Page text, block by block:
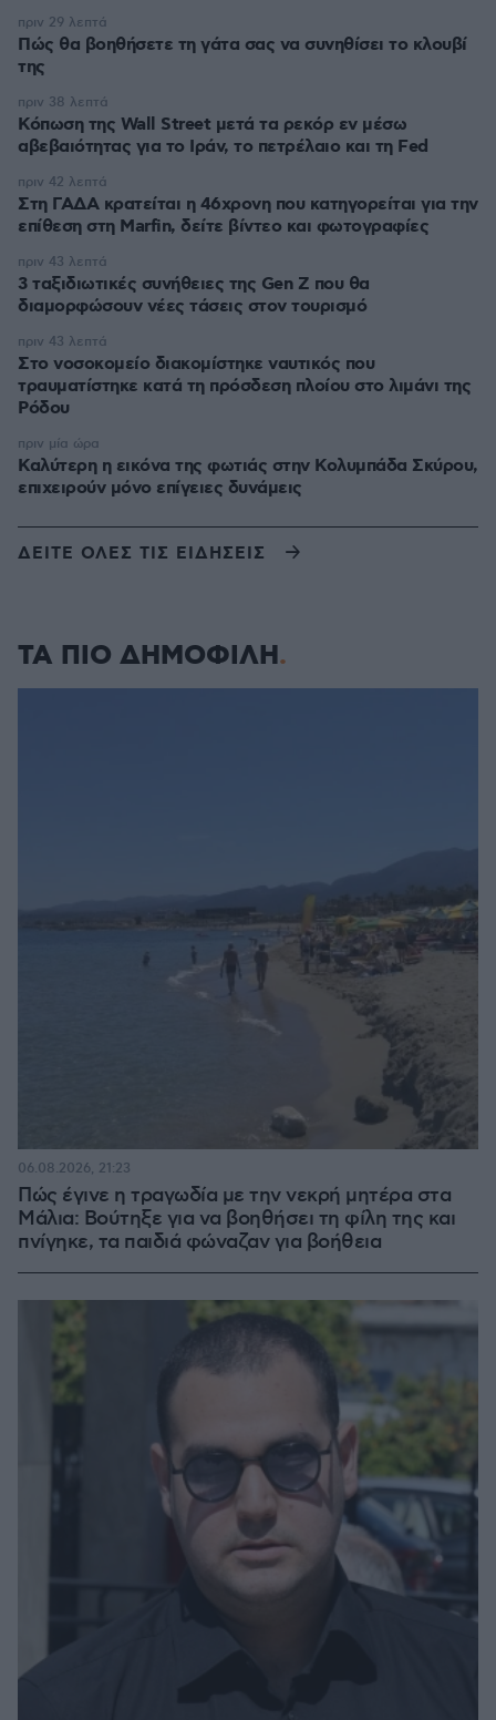
Πώς θα βοηθήσετε τη γάτα σας να συνηθίσει το κλουβί
της
πριν 29 λεπτά
Κόπωση της Wall Street μετά τα ρεκόρ εν μέσω
αβεβαιότητας για το Ιράν, το πετρέλαιο και τη Fed
πριν 38 λεπτά
Στη ΓΑΔΑ κρατείται η 46χρονη που κατηγορείται για την
επίθεση στη Marfin, δείτε βίντεο και φωτογραφίες
πριν 42 λεπτά
3 ταξιδιωτικές συνήθειες της Gen Z που θα
διαμορφώσουν νέες τάσεις στον τουρισμό
πριν 43 λεπτά
Στο νοσοκομείο διακομίστηκε ναυτικός που
τραυματίστηκε κατά τη πρόσδεση πλοίου στο λιμάνι της
Ρόδου
πριν 43 λεπτά
Καλύτερη η εικόνα της φωτιάς στην Κολυμπάδα Σκύρου,
επιχειρούν μόνο επίγειες δυνάμεις
πριν μία ώρα
ΔΕΙΤΕ ΟΛΕΣ ΤΙΣ ΕΙΔΗΣΕΙΣ
ΤΑ ΠΙΟ ΔΗΜΟΦΙΛΗ
Πώς έγινε η τραγωδία με την νεκρή μητέρα στα
Μάλια: Βούτηξε για να βοηθήσει τη φίλη της και
πνίγηκε, τα παιδιά φώναζαν για βοήθεια
06.08.2026, 21:23